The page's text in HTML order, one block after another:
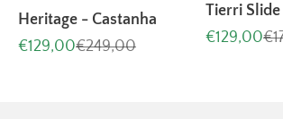
Heritage - Castanha
Aanbiedingsprijs
€129,00Normale prijs
€249,00
Tierri
€129,00